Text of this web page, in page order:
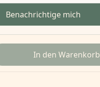
Benachrichtige mich
In den Warenkorb